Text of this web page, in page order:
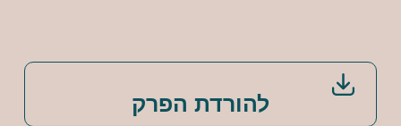
להורדת הפרק